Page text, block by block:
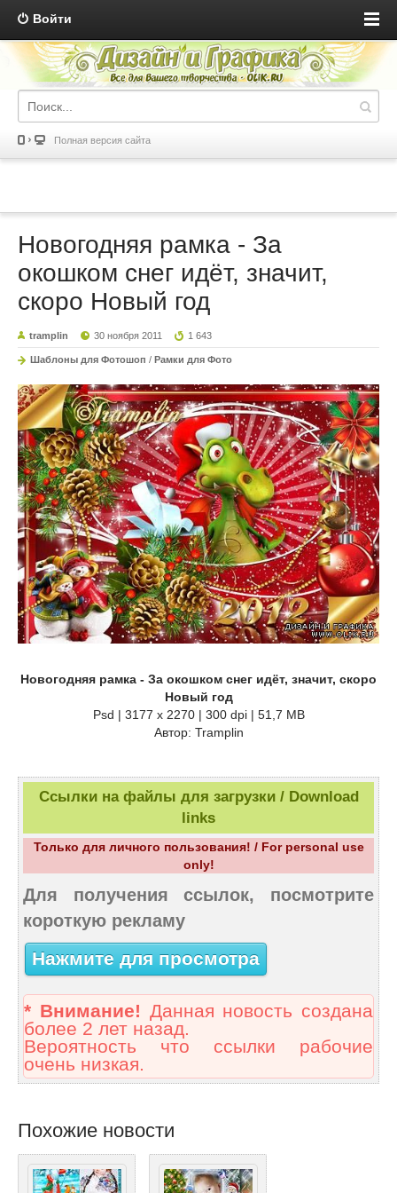
Войти
Полная версия сайта
Новогодняя рамка - За
окошком снег идёт, значит,
скоро Новый год
tramplin 30 ноября 2011 1 643
Шаблоны для Фотошоп / Рамки для Фото
Новогодняя рамка - За окошком снег идёт, значит, скоро
Новый год
Psd | 3177 x 2270 | 300 dpi | 51,7 MB
Автор: Tramplin
Ссылки на файлы для загрузки / Download
links
Только для личного пользования! / For personal use
only!
Для получения ссылок, посмотрите
короткую рекламу
Нажмите для просмотра
* Внимание! Данная новость создана
более 2 лет назад.
Вероятность что ссылки рабочие
очень низкая.
Похожие новости